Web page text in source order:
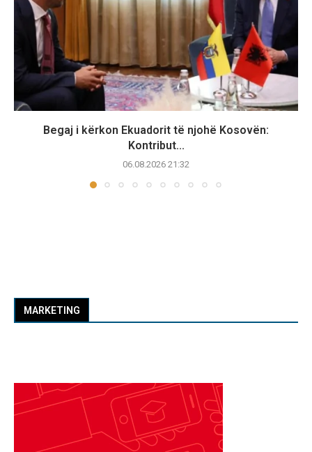
Begaj i kërkon Ekuadorit të njohë Kosovën:
Kontribut...
06.08.2026 21:32
MARKETING